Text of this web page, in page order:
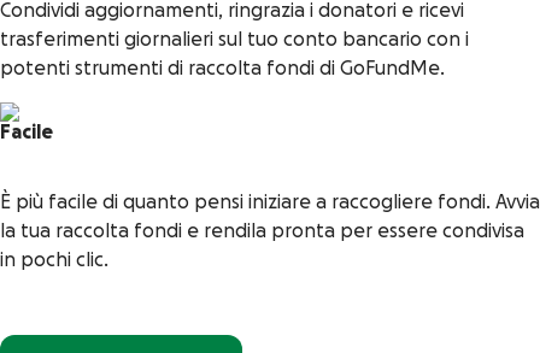
Condividi aggiornamenti, ringrazia i donatori e ricevi
trasferimenti giornalieri sul tuo conto bancario con i
potenti strumenti di raccolta fondi di GoFundMe.
Facile
È più facile di quanto pensi iniziare a raccogliere fondi. Avvia
la tua raccolta fondi e rendila pronta per essere condivisa
in pochi clic.